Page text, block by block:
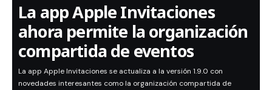
La app Apple Invitaciones
ahora permite la organización
compartida de eventos
La app Apple Invitaciones se actualiza a la versión 1.9.0 con
novedades interesantes como la organización compartida de